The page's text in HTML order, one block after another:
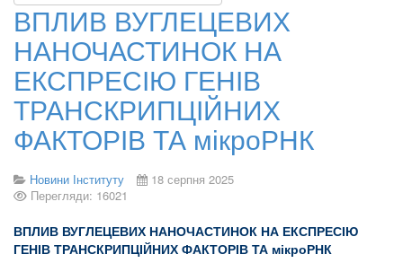
ВПЛИВ ВУГЛЕЦЕВИХ
НАНОЧАСТИНОК НА
ЕКСПРЕСІЮ ГЕНІВ
ТРАНСКРИПЦІЙНИХ
ФАКТОРІВ ТА мікроРНК
Новини Інституту
18 серпня 2025
Перегляди: 16021
ВПЛИВ ВУГЛЕЦЕВИХ НАНОЧАСТИНОК НА ЕКСПРЕСІЮ
ГЕНІВ ТРАНСКРИПЦІЙНИХ ФАКТОРІВ ТА мікроРНК